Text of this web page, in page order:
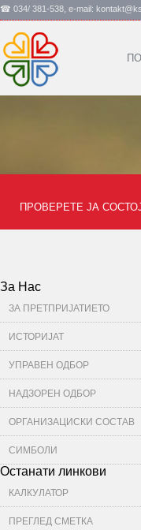
☎ 034/ 381-538, e-mail:
ПРОВЕРЕТЕ ЈА
За Нас
ЗА ПРЕТПРИЈАТИЕТО
ИСТОРИЈАТ
УПРАВЕН ОДБОР
НАДЗОРЕН ОДБОР
ОРГАНИЗАЦИСКИ СОСТАВ
СИМБОЛИ
Останати линкови
КАЛКУЛАТОР
ПРЕГЛЕД СМЕТКА